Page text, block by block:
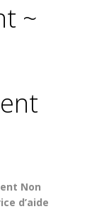
~
Non
d’aide